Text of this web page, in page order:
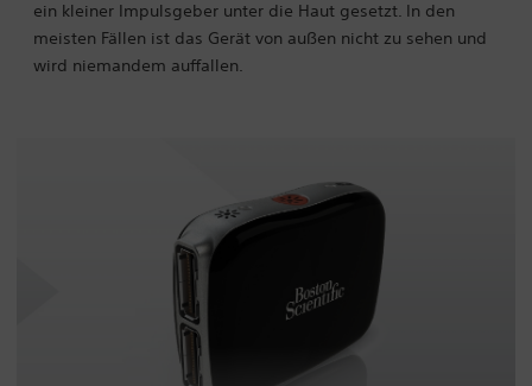
ein kleiner Impulsgeber unter die Haut gesetzt. In den
meisten Fällen ist das Gerät von außen nicht zu sehen und
wird niemandem auffallen.